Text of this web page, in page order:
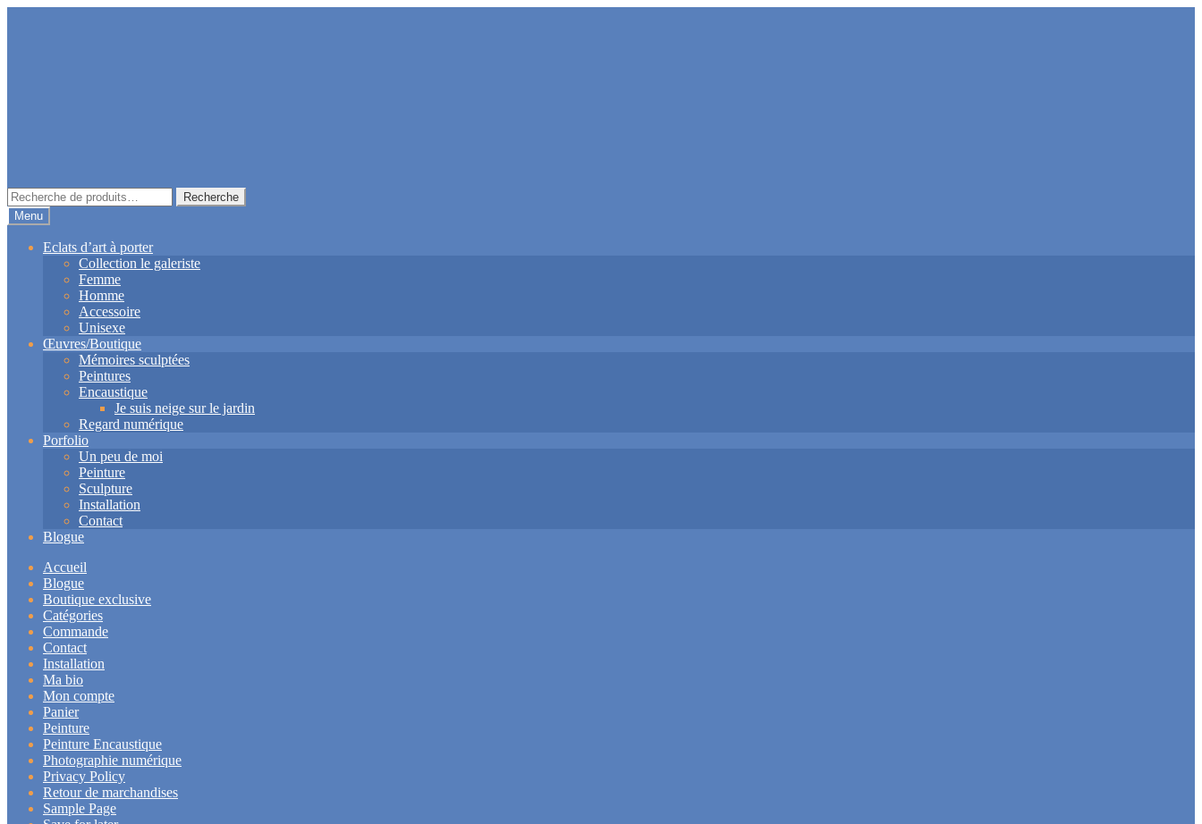
Recherche
pour :
Recherche
Menu
Eclats d’art à porter
Collection le galeriste
Femme
Homme
Accessoire
Unisexe
Œuvres/Boutique
Mémoires sculptées
Peintures
Encaustique
Je suis neige sur le jardin
Regard numérique
Porfolio
Un peu de moi
Peinture
Sculpture
Installation
Contact
Blogue
Accueil
Blogue
Boutique exclusive
Catégories
Commande
Contact
Installation
Ma bio
Mon compte
Panier
Peinture
Peinture Encaustique
Photographie numérique
Privacy Policy
Retour de marchandises
Sample Page